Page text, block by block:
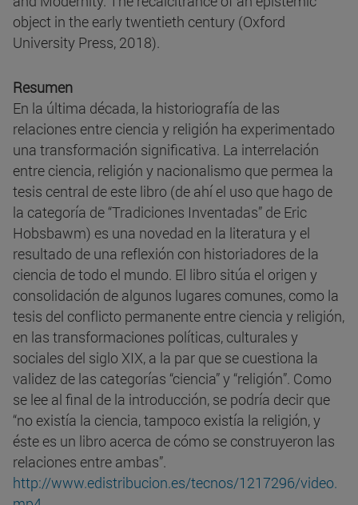
object in the early twentieth century (Oxford
University Press, 2018).
Resumen
En la última década, la historiografía de las
relaciones entre ciencia y religión ha experimentado
una transformación significativa. La interrelación
entre ciencia, religión y nacionalismo que permea la
tesis central de este libro (de ahí el uso que hago de
la categoría de “Tradiciones Inventadas” de Eric
Hobsbawm) es una novedad en la literatura y el
resultado de una reflexión con historiadores de la
ciencia de todo el mundo. El libro sitúa el origen y
consolidación de algunos lugares comunes, como la
tesis del conflicto permanente entre ciencia y religión,
en las transformaciones políticas, culturales y
sociales del siglo XIX, a la par que se cuestiona la
validez de las categorías “ciencia” y “religión”. Como
se lee al final de la introducción, se podría decir que
“no existía la ciencia, tampoco existía la religión, y
éste es un libro acerca de cómo se construyeron las
relaciones entre ambas”.
http://www.edistribucion.es/tecnos/1217296/video.